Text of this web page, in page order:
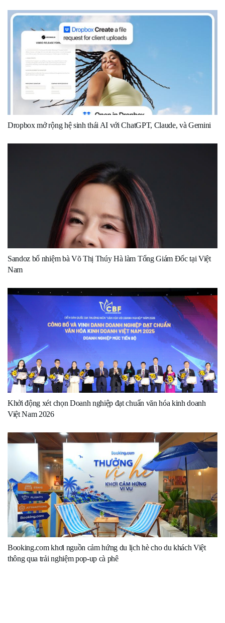
Dropbox mở rộng hệ sinh thái AI với ChatGPT, Claude, và Gemini
Sandoz bổ nhiệm bà Võ Thị Thúy Hà làm Tổng Giám Đốc tại Việt
Nam
Khởi động xét chọn Doanh nghiệp đạt chuẩn văn hóa kinh doanh
Việt Nam 2026
Booking.com khơi nguồn cảm hứng du lịch hè cho du khách Việt
thông qua trải nghiệm pop-up cà phê